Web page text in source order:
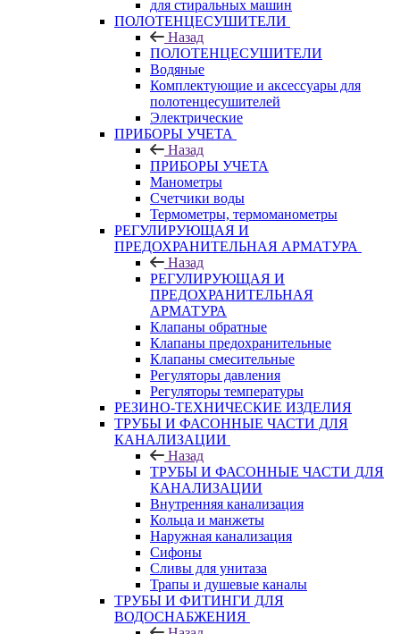
для стиральных машин
ПОЛОТЕНЦЕСУШИТЕЛИ
Назад
ПОЛОТЕНЦЕСУШИТЕЛИ
Водяные
Комплектующие и аксессуары для
полотенцесушителей
Электрические
ПРИБОРЫ УЧЕТА
Назад
ПРИБОРЫ УЧЕТА
Манометры
Счетчики воды
Термометры, термоманометры
РЕГУЛИРУЮЩАЯ И
ПРЕДОХРАНИТЕЛЬНАЯ АРМАТУРА
Назад
РЕГУЛИРУЮЩАЯ И
ПРЕДОХРАНИТЕЛЬНАЯ
АРМАТУРА
Клапаны обратные
Клапаны предохранительные
Клапаны смесительные
Регуляторы давления
Регуляторы температуры
РЕЗИНО-ТЕХНИЧЕСКИЕ ИЗДЕЛИЯ
ТРУБЫ И ФАСОННЫЕ ЧАСТИ ДЛЯ
КАНАЛИЗАЦИИ
Назад
ТРУБЫ И ФАСОННЫЕ ЧАСТИ ДЛЯ
КАНАЛИЗАЦИИ
Внутренняя канализация
Кольца и манжеты
Наружная канализация
Сифоны
Сливы для унитаза
Трапы и душевые каналы
ТРУБЫ И ФИТИНГИ ДЛЯ
ВОДОСНАБЖЕНИЯ